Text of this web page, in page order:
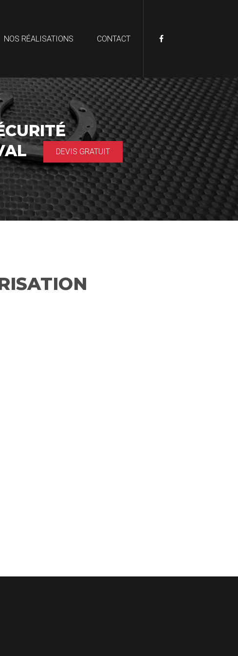
NOS RÉALISATIONS CONTACT
DEVIS GRATUIT